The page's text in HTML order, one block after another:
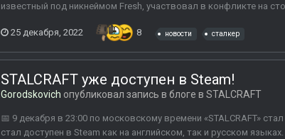
известный под никнеймом Fresh, участвовал в конфликте на
25 декабря, 2022 8 новости сталкер
STALCRAFT уже доступен в Steam!
Gorodskovich опубликовал запись в блоге в STALCRAFT
📅 9 декабря в 23:00 по московскому времени «STALCRAFT»
стал доступен в Steam как на английском, так и русском